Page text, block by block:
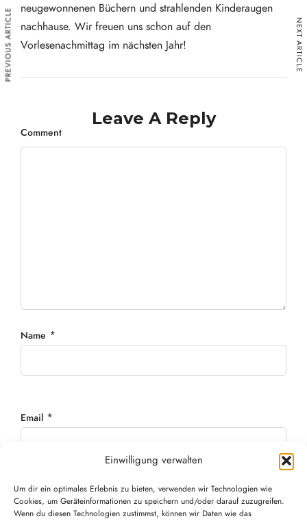
Einwilligung verwalten
Um dir ein optimales Erlebnis zu bieten, verwenden wir Technologien wie
Cookies, um Geräteinformationen zu speichern und/oder darauf zuzugreifen.
Wenn du diesen Technologien zustimmst, können wir Daten wie das
neugewonnenen Büchern und strahlenden Kinderaugen
nachhause. Wir freuen uns schon auf den
Vorlesenachmittag im nächsten Jahr!
Leave A Reply
Comment
Name *
Email *
Website
PREVIOUS ARTICLE NEXT ARTICLE